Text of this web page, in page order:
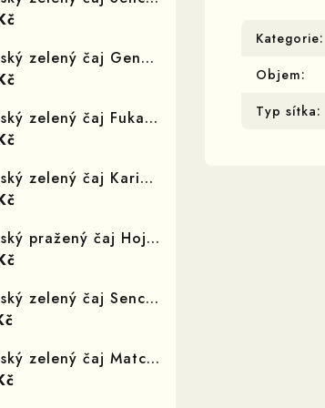
Japonský zelený čaj Genmaicha Ajirogi
Japonský zelený čaj Fukamushi Homare
Japonský zelený čaj Karigane Kukicha Tomoširaga
Japonský pražený čaj Hojicha Akebono
Japonský zelený čaj Sencha Midori
Japonský zelený čaj Matcha Ajanoširo 30g
Kategorie:
Objem:
Typ sítka: